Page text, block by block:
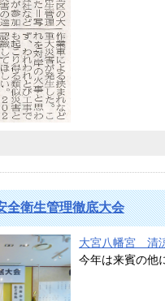
全衛生管理徹底大会
大宮八幡宮 清
今年は来賓の他